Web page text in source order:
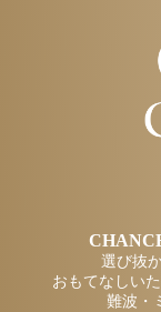
選び抜
おもてなしいた
難波・